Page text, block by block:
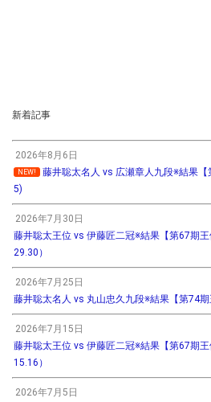
新着記事
2026年8月6日
NEW!
藤井聡太名人 vs 広瀬章人九段※結果
5)
2026年7月30日
藤井聡太王位 vs 伊藤匠二冠※結果【第67期
29.30）
2026年7月25日
藤井聡太名人 vs 丸山忠久九段※結果【第74
2026年7月15日
藤井聡太王位 vs 伊藤匠二冠※結果【第67期
15.16）
2026年7月5日